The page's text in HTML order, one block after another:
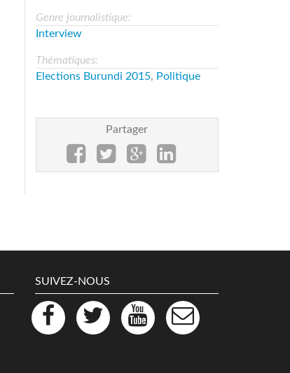
Genre journalistique:
Interview
Thématiques:
Elections Burundi 2015, Politique
Partager
SUIVEZ-NOUS